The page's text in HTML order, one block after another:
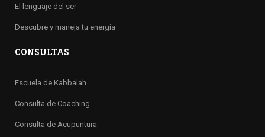
El lenguaje del ser
Descubre y maneja tu energía
CONSULTAS
Escuela de Kabbalah
Consulta de Coaching
Consulta de Acupuntura